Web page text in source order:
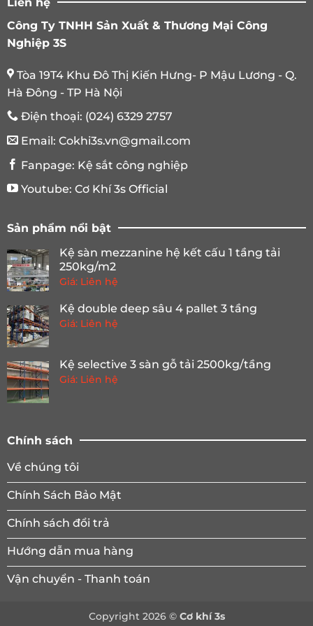
Công Ty TNHH Sản Xuất & Thương Mại Công
Nghiệp 3S
Tòa 19T4 Khu Đô Thị Kiến Hưng- P Mậu Lương - Q.
Hà Đông - TP Hà Nội
Điện thoại: (024) 6329 2757
Email: Cokhi3s.vn@gmail.com
Fanpage: Kệ sắt công nghiệp
Youtube: Cơ Khí 3s Official
Sản phẩm nổi bật
Kệ sàn mezzanine hệ kết cấu 1 tầng tải
250kg/m2
Giá: Liên hệ
Kệ double deep sâu 4 pallet 3 tầng
Giá: Liên hệ
Kệ selective 3 sàn gỗ tải 2500kg/tầng
Giá: Liên hệ
Chính sách
Về chúng tôi
Chính Sách Bảo Mật
Chính sách đổi trả
Hướng dẫn mua hàng
Vận chuyển - Thanh toán
Copyright 2026 © Cơ khí 3s